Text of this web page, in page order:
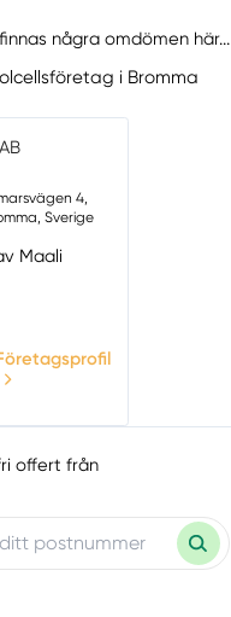
några omdömen här...
i Bromma
4,
Sverige
Maali
offert från